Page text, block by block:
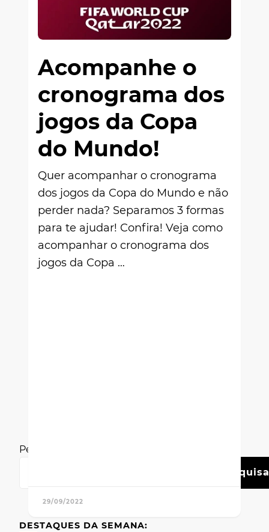
Acompanhe o
cronograma dos
jogos da Copa
do Mundo!
Quer acompanhar o cronograma
dos jogos da Copa do Mundo e não
perder nada? Separamos 3 formas
para te ajudar! Confira! Veja como
acompanhar o cronograma dos
jogos da Copa …
29/09/2022
Pesquisar
DESTAQUES DA SEMANA: